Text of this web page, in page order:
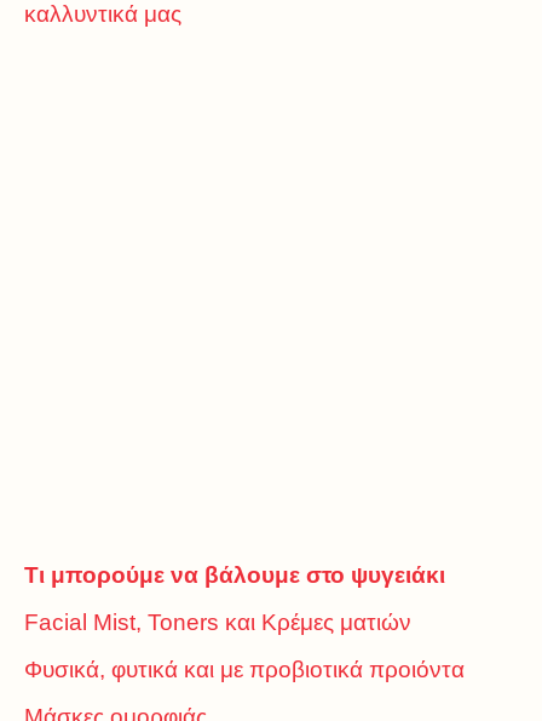
καλλυντικά μας
Τι μπορούμε να βάλουμε στο ψυγειάκι
Facial Mist, Toners και Κρέμες ματιών
Φυσικά, φυτικά και με προβιοτικά προιόντα